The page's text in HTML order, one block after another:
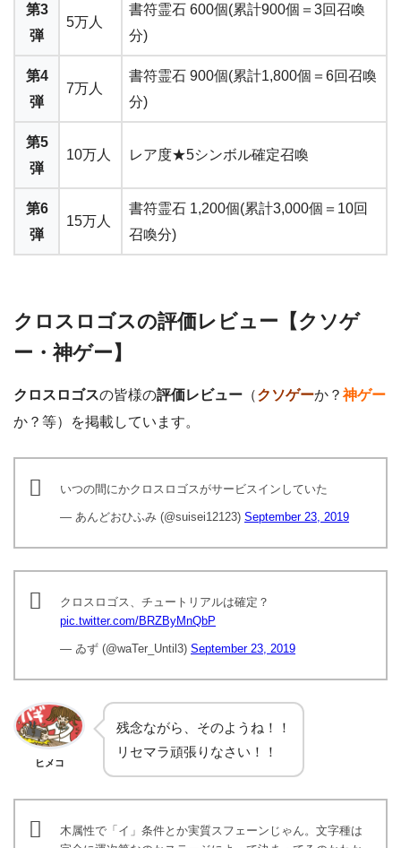
第3
弾
5万人
書符霊石 600個(累計900個＝3回召喚
分)
第4
弾
7万人
書符霊石 900個(累計1,800個＝6回召喚
分)
第5
弾
10万人 レア度★5シンボル確定召喚
第6
弾
15万人
書符霊石 1,200個(累計3,000個＝10回
召喚分)
クロスロゴスの評価レビュー【クソゲ
ー・神ゲー】
クロスロゴスの皆様の評価レビュー （クソゲーか？神ゲー
か？等）を掲載しています。
いつの間にかクロスロゴスがサービスインしていた
— あんどおひふみ (@suisei12123) September 23, 2019
クロスロゴス、チュートリアルは確定？
pic.twitter.com/BRZByMnQbP
— ゐず (@waTer_Until3) September 23, 2019
ヒメコ
残念ながら、そのようね！！
リセマラ頑張りなさい！！
木属性で「イ」条件とか実質スフェーンじゃん。文字種は